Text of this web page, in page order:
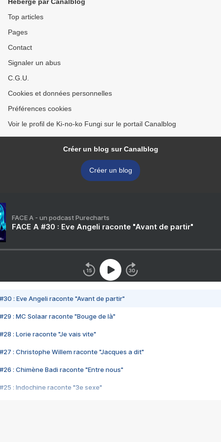
Top articles
Pages
Contact
Signaler un abus
C.G.U.
Cookies et données personnelles
Préférences cookies
Voir le profil de Ki-no-ko Fungi sur le portail Canalblog
Créer un blog sur Canalblog
Créer un blog
FACE A - un podcast Purecharts
FACE A #30 : Eve Angeli raconte "Avant de partir"
#30 : Eve Angeli raconte "Avant de partir"
#29 : MC Solaar raconte "Bouge de là"
#28 : Lorie raconte "Je vais vite"
#27 : Christophe Willem raconte "Jacques a dit"
#26 : Chimène Badi raconte "Entre nous"
#25 : Indochine raconte "3e sexe"